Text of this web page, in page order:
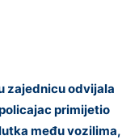
zajednicu odvijala
primijetio
među vozilima,